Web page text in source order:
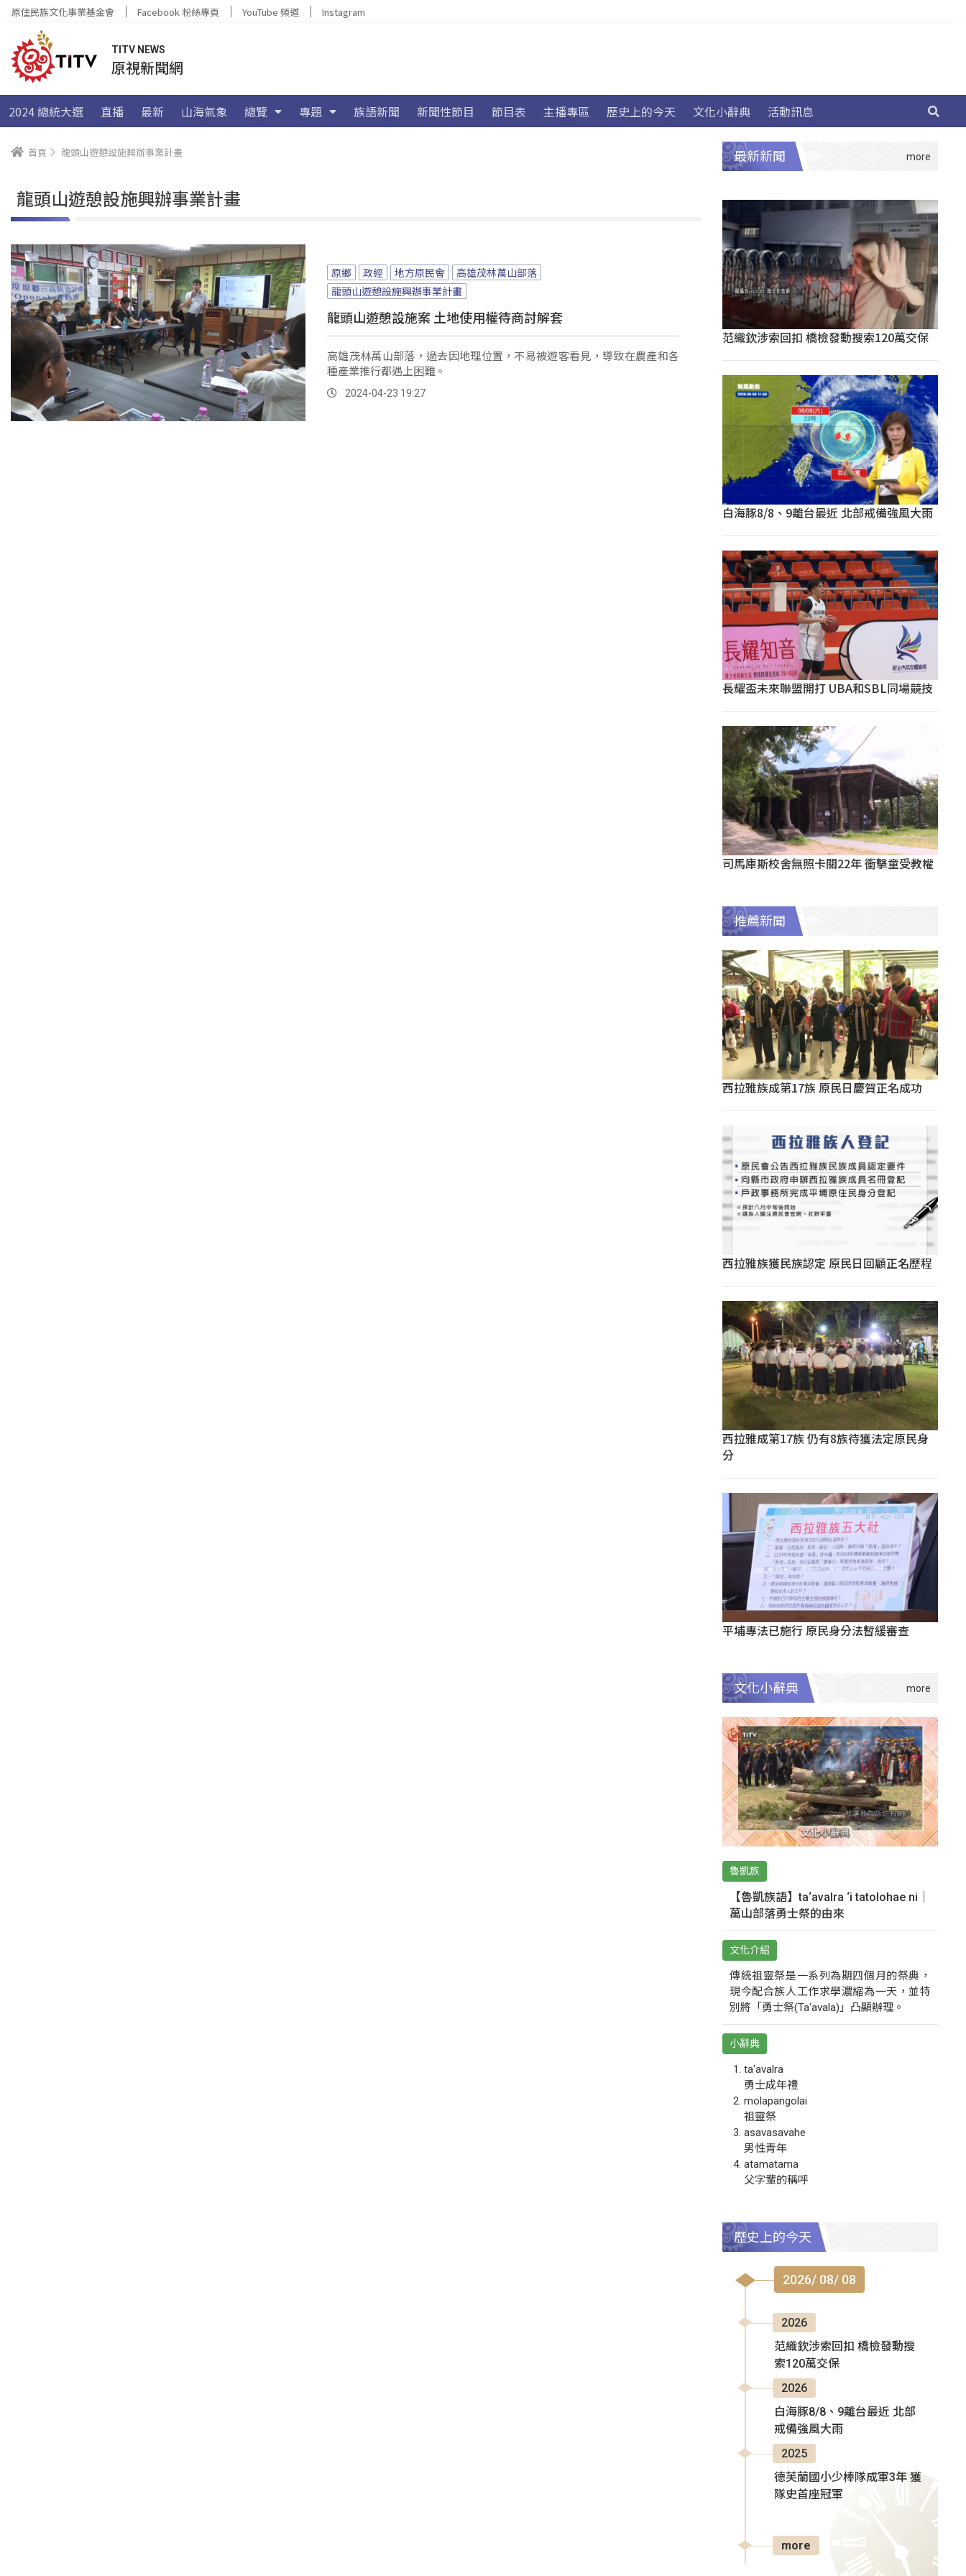
原住民族文化事業基金會 Facebook 粉絲專頁 YouTube 頻道 Instagram
TITV NEWS
原視新聞網
2024 總統大選 直播 最新 山海氣象 總覽 專題 族語新聞 新聞性節目 節目表 主播專區 歷史上的今天 文化小辭典 活動訊息
首頁 龍頭山遊憩設施興辦事業計畫
龍頭山遊憩設施興辦事業計畫
原鄉 政經 地方原民會
高雄茂林萬山部落
龍頭山遊憩設施興辦事業計畫
龍頭山遊憩設施案 土地使用權待商討解套
高雄茂林萬山部落，過去因地理位置，不易被遊客看見，導致在農產和各
種產業推行都遇上困難。
2024-04-23 19:27
最新新聞
范織欽涉索回扣 橋檢發動搜索120萬交保
白海豚8/8、9離台最近 北部戒備強風大雨
長耀盃未來聯盟開打 UBA和SBL同場競技
司馬庫斯校舍無照卡關22年 衝擊童受教權
推薦新聞
西拉雅族成第17族 原民日慶賀正名成功
西拉雅族獲民族認定 原民日回顧正名歷程
西拉雅成第17族 仍有8族待獲法定原民身
分
平埔專法已施行 原民身分法暫緩審查
文化小辭典
魯凱族
【魯凱族語】ta‘avalra ‘i tatolohae ni｜
萬山部落勇士祭的由來
文化介紹
傳統祖靈祭是一系列為期四個月的祭典，
現今配合族人工作求學濃縮為一天，並特
別將「勇士祭(Ta‘avala)」凸顯辦理。
小辭典
ta‘avalra
勇士成年禮
molapangolai
祖靈祭
asavasavahe
男性青年
atamatama
父字輩的稱呼
歷史上的今天
2026/ 08/ 08
2026
范織欽涉索回扣 橋檢發動搜
索120萬交保
2026
白海豚8/8、9離台最近 北部
戒備強風大雨
2025
德芙蘭國小少棒隊成軍3年 獲
隊史首座冠軍
more